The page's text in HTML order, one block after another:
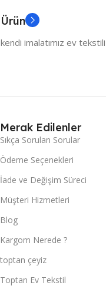
imalatımız ev tekstili
Merak Edilenler
Sıkça Sorulan Sorular
Ödeme Seçenekleri
İade ve Değişim Süreci
Müşteri Hizmetleri
Blog
Kargom Nerede ?
toptan çeyiz
Toptan Ev Tekstil